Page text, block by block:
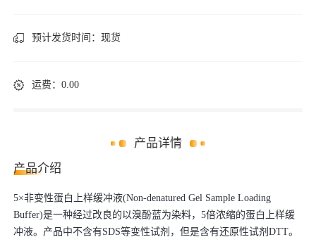
预计发货时间： 现货
运费：0.00
产品详情
产品介绍
5×非变性蛋白上样缓冲液(Non-denatured Gel Sample Loading
Buffer)是一种经过改良的以溴酚蓝为染料，5倍浓缩的蛋白上样缓
冲液。产品中不含有SDS等变性试剂，但是含有还原性试剂DTT。